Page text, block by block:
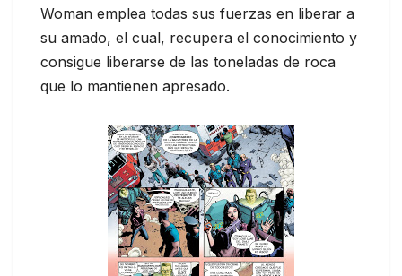
Woman emplea todas sus fuerzas en liberar a
su amado, el cual, recupera el conocimiento y
consigue liberarse de las toneladas de roca
que lo mantienen apresado.